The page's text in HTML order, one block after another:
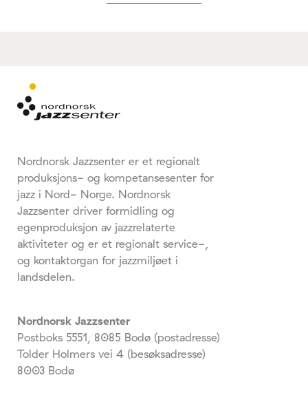
Nordnorsk Jazzsenter er et regionalt
produksjons- og kompetansesenter for
jazz i Nord- Norge. Nordnorsk
Jazzsenter driver formidling og
egenproduksjon av jazzrelaterte
aktiviteter og er et regionalt service-,
og kontaktorgan for jazzmiljøet i
landsdelen.
Nordnorsk Jazzsenter
Postboks 5551, 8085 Bodø (postadresse)
Tolder Holmers vei 4 (besøksadresse)
8003 Bodø